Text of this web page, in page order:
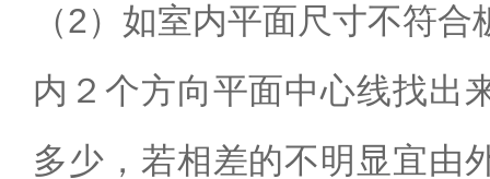
（2）如室内平面尺寸不符
内２个方向平面中心线找出
多少，若相差的不明显宜由